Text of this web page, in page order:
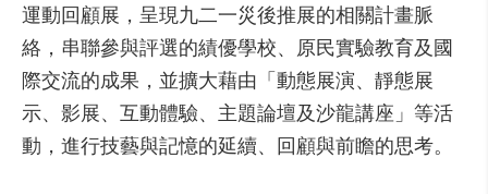
運動回顧展，呈現九二一災後推展的相關計畫脈
絡，串聯參與評選的績優學校、原民實驗教育及國
際交流的成果，並擴大藉由「動態展演、靜態展
示、影展、互動體驗、主題論壇及沙龍講座」等活
動，進行技藝與記憶的延續、回顧與前瞻的思考。